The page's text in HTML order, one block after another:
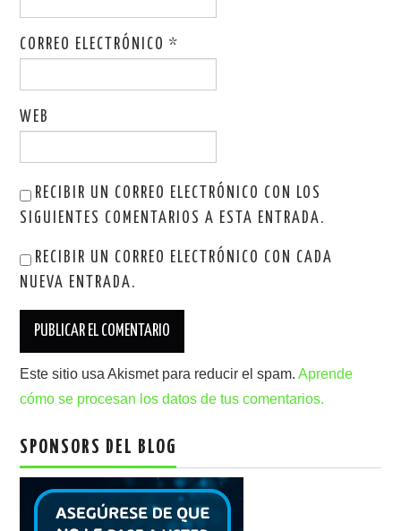
CORREO ELECTRÓNICO*
WEB
RECIBIR UN CORREO ELECTRÓNICO CON LOS
SIGUIENTES COMENTARIOS A ESTA ENTRADA.
RECIBIR UN CORREO ELECTRÓNICO CON CADA
NUEVA ENTRADA.
Este sitio usa Akismet para reducir el spam.Aprende
cómo se procesan los datos de tus comentarios.
SPONSORS DEL BLOG